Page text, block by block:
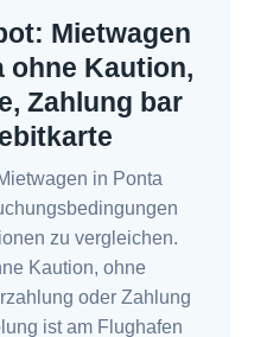
Mietwagen
ohne Kaution,
Zahlung bar
in Ponta
zu vergleichen.
Kaution, ohne
oder Zahlung
ist am Flughafen